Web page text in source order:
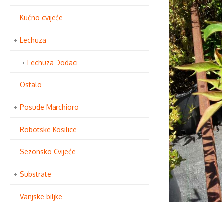
Kućno cvijeće
Lechuza
Lechuza Dodaci
Ostalo
Posude Marchioro
Robotske Kosilice
Sezonsko Cvijeće
Substrate
Vanjske biljke